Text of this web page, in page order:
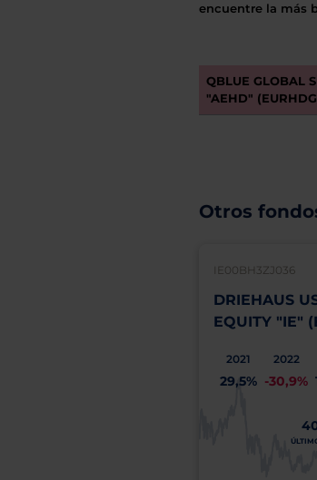
encuentre la más
QBLUE GLOBAL
"AEHD"
Otros
IE00BH3ZJ036
DRIEHAUS
EQUITY "IE"
2021
29,5%
2022
-30,9%